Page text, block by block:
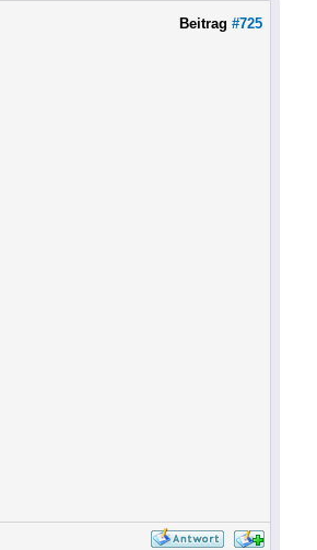
Beitrag #725